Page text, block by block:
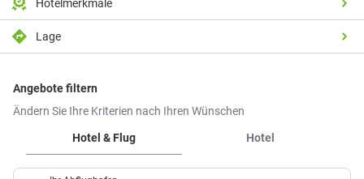
Lage
Angebote filtern
Ändern Sie Ihre Kriterien nach Ihren Wünschen
Hotel & Flug
Hotel